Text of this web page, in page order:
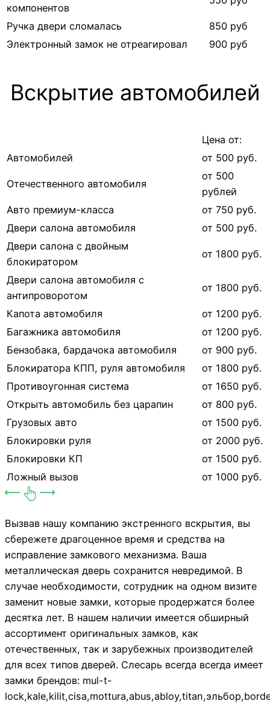
компонентов
Ручка двери сломалась
850 руб
Электронный замок не отреагировал
900 руб
Вскрытие автомобилей
Цена от:
Автомобилей
от 500 руб.
Отечественного автомобиля
от 500
рублей
Авто премиум-класса
от 750 руб.
Двери салона автомобиля
от 500 руб.
Двери салона с двойным
блокиратором
от 1800 руб.
Двери салона автомобиля с
антипроворотом
от 1800 руб.
Капота автомобиля
от 1200 руб.
Багажника автомобиля
от 1200 руб.
Бензобака, бардачока автомобиля
от 900 руб.
Блокиратора КПП, руля автомобиля
от 1800 руб.
Противоугонная система
от 1650 руб.
Открыть автомобиль без царапин
от 800 руб.
Грузовых авто
от 1500 руб.
Блокировки руля
от 2000 руб.
Блокировки КП
от 1500 руб.
Ложный вызов
от 1000 руб.
Вызвав нашу компанию экстренного вскрытия, вы
сбережете драгоценное время и средства на
исправление замкового механизма. Ваша
металлическая дверь сохранится невредимой. В
случае необходимости, сотрудник на одном визите
заменит новые замки, которые продержатся более
десятка лет. В нашем наличии имеется обширный
ассортимент оригинальных замков, как
отечественных, так и зарубежных производителей
для всех типов дверей. Слесарь всегда всегда имеет
замки брендов: mul-t-